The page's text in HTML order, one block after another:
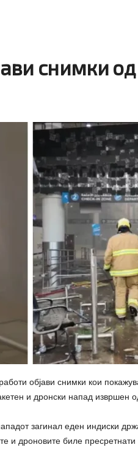
снимки
објави снимки кои
и дронски напад извршен
загинал еден индиски
и дроновите биле пресретнати